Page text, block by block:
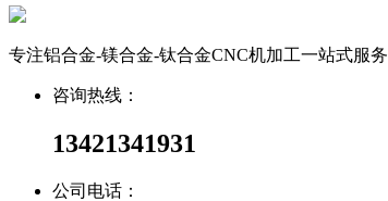
专注铝合金-镁合金-钛合金CNC机加工一站式服务
咨询热线：
13421341931
公司电话：